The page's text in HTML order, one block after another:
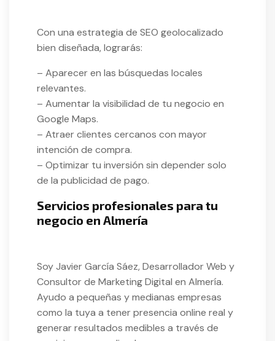
Con una estrategia de SEO geolocalizado
bien diseñada, lograrás:
– Aparecer en las búsquedas locales
relevantes.
– Aumentar la visibilidad de tu negocio en
Google Maps.
– Atraer clientes cercanos con mayor
intención de compra.
– Optimizar tu inversión sin depender solo
de la publicidad de pago.
Servicios profesionales para tu
negocio en Almería
Soy Javier García Sáez, Desarrollador Web y
Consultor de Marketing Digital en Almería.
Ayudo a pequeñas y medianas empresas
como la tuya a tener presencia online real y
generar resultados medibles a través de